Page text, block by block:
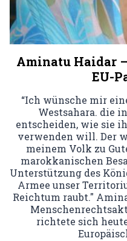
Aminatu Haidar
EU-
“Ich wünsche mir
Westsahara. die
entscheiden, wie sie
verwenden will. Der
meinem Volk zu
marokkanischen
Unterstützung des
Armee unser
Reichtum raubt."
richtete sich